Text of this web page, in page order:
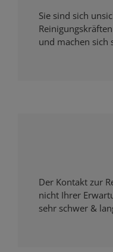
Sie sind sich
und machen sich
Der Kontakt zur
nicht Ihrer
sehr schwer &